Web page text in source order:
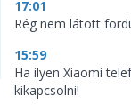
17:01
Rég nem látott
15:59
Ha ilyen Xiaomi
kikapcsolni!